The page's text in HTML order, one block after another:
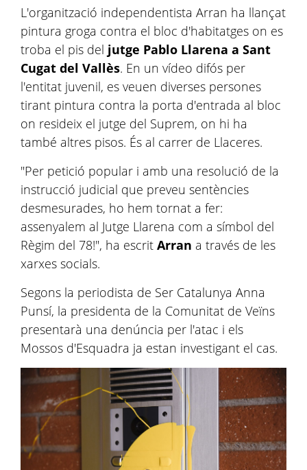
L'organització independentista Arran ha llançat
pintura groga contra el bloc d'habitatges on es
troba el pis del jutge Pablo Llarena a Sant
Cugat del Vallès. En un vídeo difós per
l'entitat juvenil, es veuen diverses persones
tirant pintura contra la porta d'entrada al bloc
on resideix el jutge del Suprem, on hi ha
també altres pisos. És al carrer de Llaceres.
"Per petició popular i amb una resolució de la
instrucció judicial que preveu sentències
desmesurades, ho hem tornat a fer:
assenyalem al Jutge Llarena com a símbol del
Règim del 78!", ha escrit Arran a través de les
xarxes socials.
Segons la periodista de Ser Catalunya Anna
Punsí, la presidenta de la Comunitat de Veïns
presentarà una denúncia per l'atac i els
Mossos d'Esquadra ja estan investigant el cas.